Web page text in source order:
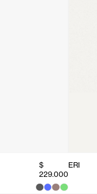
$
229.000
ERI